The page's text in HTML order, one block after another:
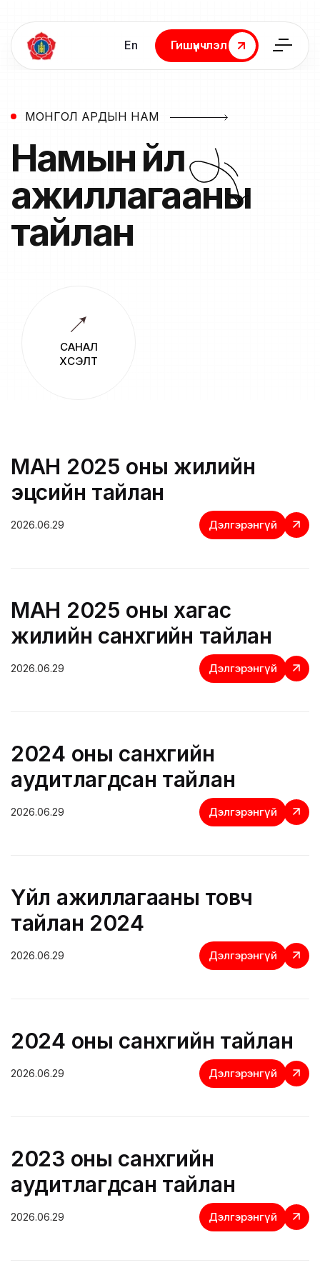
En
Гишүүнчлэл
Гишүүнчлэл
МОНГОЛ АРДЫН НАМ
Намын үйл
ажиллагааны
тайлан
САНАЛ
ХҮСЭЛТ
МАН 2025 оны жилийн
эцсийн тайлан
2026.06.29 Дэлгэрэнгүй
МАН 2025 оны хагас
жилийн санхүүгийн тайлан
2026.06.29 Дэлгэрэнгүй
2024 оны санхүүгийн
аудитлагдсан тайлан
2026.06.29 Дэлгэрэнгүй
Үйл ажиллагааны товч
тайлан 2024
2026.06.29 Дэлгэрэнгүй
2024 оны санхүүгийн тайлан
2026.06.29 Дэлгэрэнгүй
2023 оны санхүүгийн
аудитлагдсан тайлан
2026.06.29 Дэлгэрэнгүй